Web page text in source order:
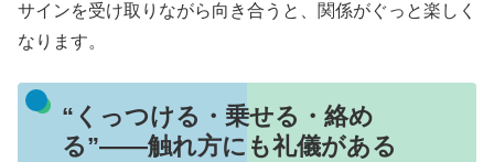
サインを受け取りながら向き合うと、関係がぐっと楽しく
なります。
“くっつける・乗せる・絡め
る”――触れ方にも礼儀がある